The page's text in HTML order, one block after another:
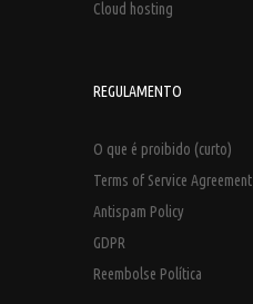
Cloud hosting
REGULAMENTO
O que é proibido (curto)
Terms of Service Agreement
Antispam Policy
GDPR
Reembolse Política